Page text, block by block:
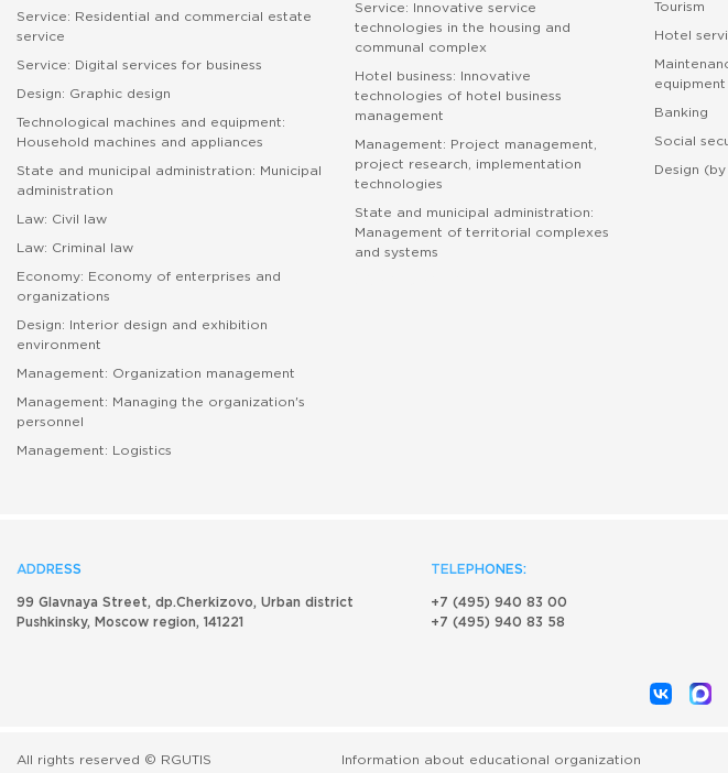
Service: Residential and commercial estate
service
Service: Digital services for business
Design: Graphic design
Technological machines and equipment:
Household machines and appliances
State and municipal administration: Municipal
administration
Law: Civil law
Law: Criminal law
Economy: Economy of enterprises and
organizations
Design: Interior design and exhibition
environment
Management: Organization management
Management: Managing the organization's
personnel
Management: Logistics
Service: Innovative service
technologies in the housing and
communal complex
Hotel business: Innovative
technologies of hotel business
management
Management: Project management,
project research, implementation
technologies
State and municipal administration:
Management of territorial complexes
and systems
Tourism
Hotel
Banking
Social
Design
ADDRESS
99 Glavnaya Street, dp.Cherkizovo, Urban district
Pushkinsky, Moscow region, 141221
TELEPHONES:
+7 (495) 940 83 00
+7 (495) 940 83 58
All rights reserved © RGUTIS Information about educational organization